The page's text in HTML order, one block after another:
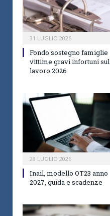
31 LUGLIO 2026
Fondo sostegno famiglie
vittime gravi infortuni sul
lavoro 2026
28 LUGLIO 2026
Inail, modello OT23 anno
2027, guida e scadenze